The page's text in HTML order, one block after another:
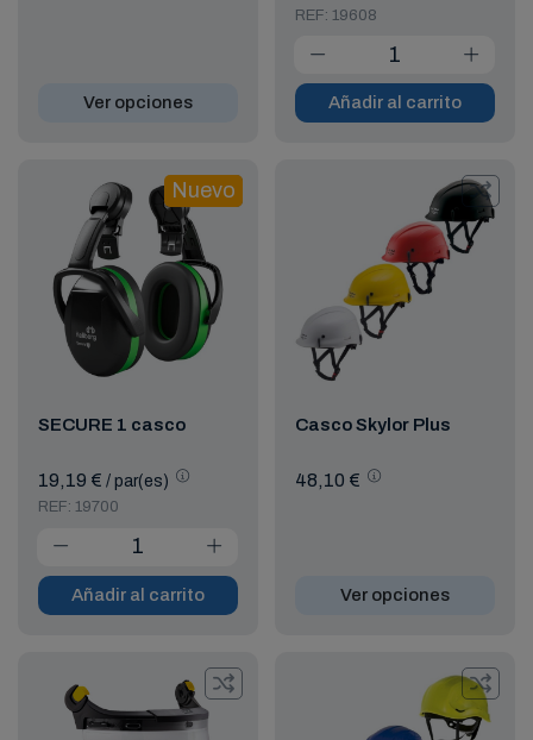
Ver opciones
REF: 19608
Añadir al carrito
Nuevo
SECURE 1 casco
19,19 € / par(es)
REF: 19700
Añadir al carrito
Casco Skylor Plus
48,10 €
Ver opciones